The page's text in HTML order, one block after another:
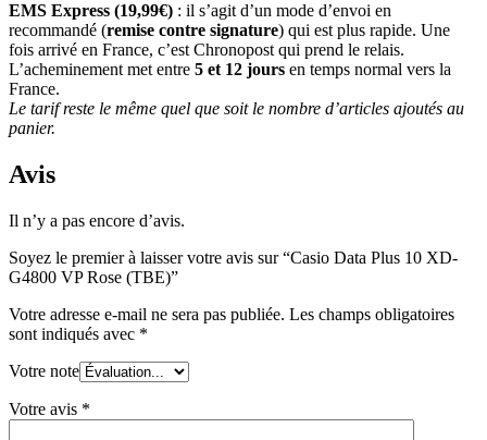
EMS Express (19,99€) : il s’agit d’un mode d’envoi en
recommandé (remise contre signature) qui est plus rapide. Une
fois arrivé en France, c’est Chronopost qui prend le relais.
L’acheminement met entre 5 et 12 jours en temps normal vers la
France.
Le tarif reste le même quel que soit le nombre d’articles ajoutés au
panier.
Avis
Il n’y a pas encore d’avis.
Soyez le premier à laisser votre avis sur “Casio Data Plus 10 XD-
G4800 VP Rose (TBE)”
Votre adresse e-mail ne sera pas publiée. Les champs obligatoires
sont indiqués avec *
Votre note
Votre avis *